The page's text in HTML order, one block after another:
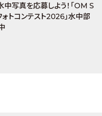
中写真を応募しよう！「OM S
トコンテスト2026」水中部